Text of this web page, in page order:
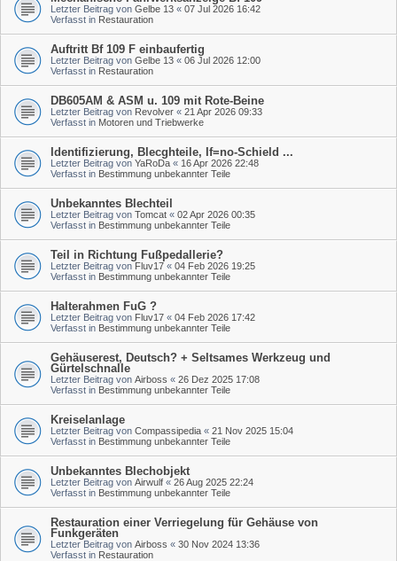
Letzter Beitrag von Gelbe 13 « 07 Jul 2026 16:42
Verfasst in Restauration
Auftritt Bf 109 F einbaufertig
Letzter Beitrag von Gelbe 13 « 06 Jul 2026 12:00
Verfasst in Restauration
DB605AM & ASM u. 109 mit Rote-Beine
Letzter Beitrag von Revolver « 21 Apr 2026 09:33
Verfasst in Motoren und Triebwerke
Identifizierung, Blecghteile, If=no-Schield ...
Letzter Beitrag von YaRoDa « 16 Apr 2026 22:48
Verfasst in Bestimmung unbekannter Teile
Unbekanntes Blechteil
Letzter Beitrag von Tomcat « 02 Apr 2026 00:35
Verfasst in Bestimmung unbekannter Teile
Teil in Richtung Fußpedallerie?
Letzter Beitrag von Fluv17 « 04 Feb 2026 19:25
Verfasst in Bestimmung unbekannter Teile
Halterahmen FuG ?
Letzter Beitrag von Fluv17 « 04 Feb 2026 17:42
Verfasst in Bestimmung unbekannter Teile
Gehäuserest, Deutsch? + Seltsames Werkzeug und
Gürtelschnalle
Letzter Beitrag von Airboss « 26 Dez 2025 17:08
Verfasst in Bestimmung unbekannter Teile
Kreiselanlage
Letzter Beitrag von Compassipedia « 21 Nov 2025 15:04
Verfasst in Bestimmung unbekannter Teile
Unbekanntes Blechobjekt
Letzter Beitrag von Airwulf « 26 Aug 2025 22:24
Verfasst in Bestimmung unbekannter Teile
Restauration einer Verriegelung für Gehäuse von
Funkgeräten
Letzter Beitrag von Airboss « 30 Nov 2024 13:36
Verfasst in Restauration